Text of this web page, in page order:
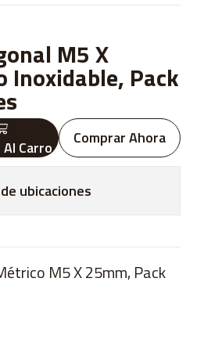
M5 X
Inoxidable, Pack
Carro Comprar Ahora
ubicaciones
M5 X 25mm, Pack